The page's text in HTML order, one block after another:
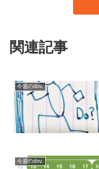
関連記事
今週のdov.
今週のdov.